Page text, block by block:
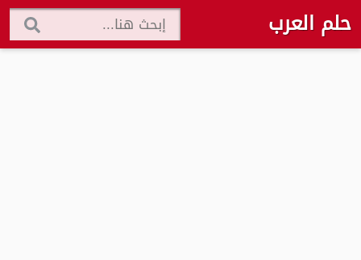
حلم العرب